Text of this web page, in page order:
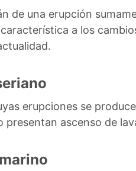
de una erupción
a los
erupciones se
presentan ascenso de